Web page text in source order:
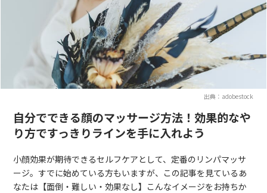
出典：adobestock
自分でできる顔のマッサージ方法！効果的なや
り方ですっきりラインを手に入れよう
小顔効果が期待できるセルフケアとして、定番のリンパマッサ
ージ。すでに始めている方もいますが、この記事を見ているあ
なたは【面倒・難しい・効果なし】こんなイメージをお持ちか